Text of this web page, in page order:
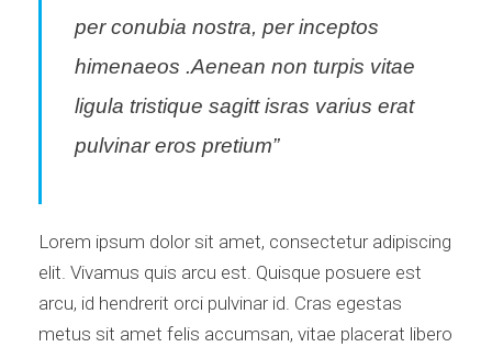
per conubia nostra, per inceptos
himenaeos .Aenean non turpis vitae
ligula tristique sagitt isras varius erat
pulvinar eros pretium”
Lorem ipsum dolor sit amet, consectetur adipiscing
elit. Vivamus quis arcu est. Quisque posuere est
arcu, id hendrerit orci pulvinar id. Cras egestas
metus sit amet felis accumsan, vitae placerat libero